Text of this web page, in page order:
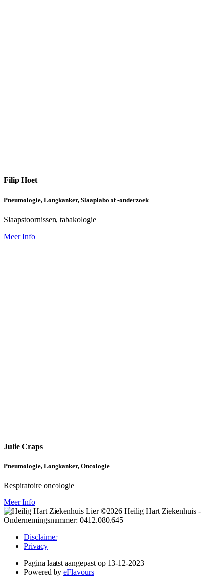
Filip Hoet
Pneumologie, Longkanker, Slaaplabo of -onderzoek
Slaapstoornissen, tabakologie
Meer Info
Julie Craps
Pneumologie, Longkanker, Oncologie
Respiratoire oncologie
Meer Info
©2026 Heilig Hart Ziekenhuis -
Ondernemingsnummer: 0412.080.645
Disclaimer
Privacy
Pagina laatst aangepast op 13-12-2023
Powered by eFlavours